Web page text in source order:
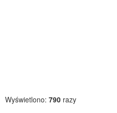
Wyświetlono: 790 razy